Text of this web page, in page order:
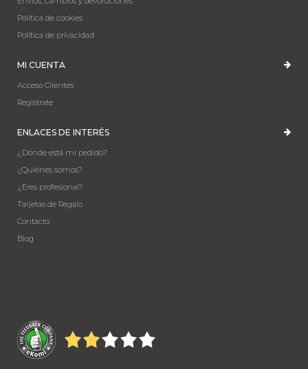
Política de cookies
Política de privacidad
MI CUENTA
Acceso Clientes
Registrate
ENLACES DE INTERÉS
¿Dónde está mi pedido?
¿Quiénes somos?
¿Eres profesional?
Tarjetas de Regalo
Contacto
Blog